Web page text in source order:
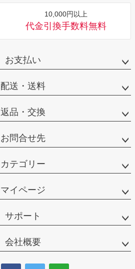
10,000円以上
代金引換手数料無料
お支払い
配送・送料
返品・交換
お問合せ先
カテゴリー
マイページ
サポート
会社概要